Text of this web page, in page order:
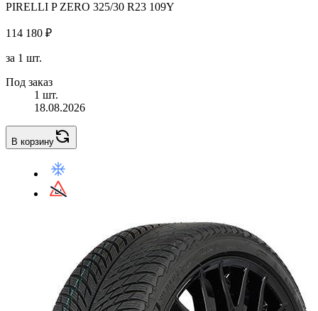
PIRELLI P ZERO 325/30 R23 109Y
114 180 ₽
за 1 шт.
Под заказ
1 шт.
18.08.2026
В корзину